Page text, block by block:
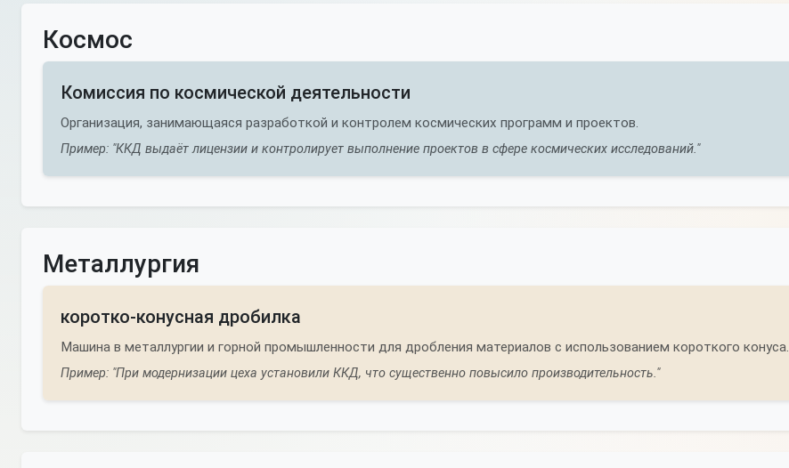
Космос
Комиссия по космической деятельности
Организация, занимающаяся разработкой и контролем космических программ и проектов.
Пример: "ККД выдаёт лицензии и контролирует выполнение проектов в сфере космических исследований."
Металлургия
коротко-конусная дробилка
Машина в металлургии и горной промышленности для дробления материалов с использованием короткого конуса.
Пример: "При модернизации цеха установили ККД, что существенно повысило производительность."